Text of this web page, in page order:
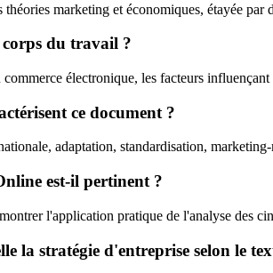
marketing et économiques, étayée
corps du travail ?
électronique, les facteurs
ce document ?
adaptation, standardisation,
est-il pertinent ?
l'application pratique de l'analyse des
la stratégie d'entreprise selon le